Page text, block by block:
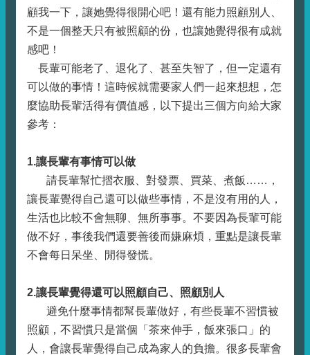
顧我一下，讓她覺得很開心吧！還有能力照顧別人、
不是一個整天只有被照顧的份，也讓她覺得很有成就
感吧！
長輩可能老了、退化了、甚至失智了，但一定還有
可以做的事情！這時候就需要家人們一起來想想，怎
麼協助長輩活得有價值感，以下提出三個方向給大家
參考：
1.讓長輩有事情可以做
請長輩幫忙摺衣服、對發票、買菜、煮飯……，
讓長輩覺得自己還可以做些事情，不是沒有用的人，
生活也比較不會無聊、無所事事。不要因為長輩可能
做不好，事後我們還要善後而嫌麻煩，重點是讓長輩
不會每日呆坐、閒得發慌。
2.讓長輩覺得還可以照顧自己、照顧別人
避免什麼事情都幫長輩做好，有些長輩不習慣被
照顧，不習慣只是當個「茶來伸手，飯來張口」的
人，會讓長輩覺得自己成為家人的負擔。很多長輩會